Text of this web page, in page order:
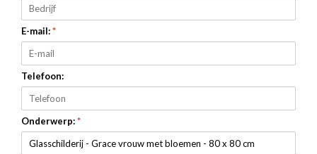
E-mail:*
Telefoon:
Onderwerp:*